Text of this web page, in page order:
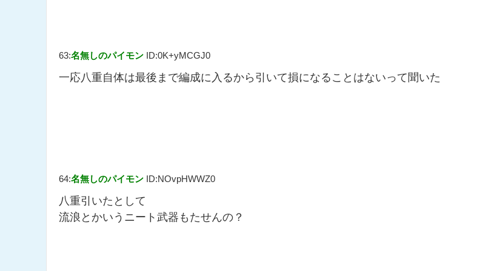
63:名無しのパイモン ID:0K+yMCGJ0
一応八重自体は最後まで編成に入るから引いて損になることはないって聞いた
64:名無しのパイモン ID:NOvpHWWZ0
八重引いたとして
流浪とかいうニート武器もたせんの？